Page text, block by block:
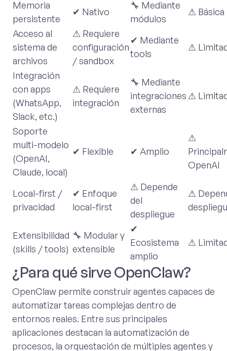
Memoria
persistente
✔ Nativo
🔧 Mediante
módulos
⚠ Básica
Acceso al
sistema de
archivos
⚠ Requiere
configuración
/ sandbox
✔ Mediante
tools
⚠
Integración
con apps
(WhatsApp,
Slack, etc.)
⚠ Requiere
integración
🔧 Mediante
integraciones
externas
⚠
Soporte
multi-modelo
(OpenAI,
Claude, local)
✔ Flexible ✔ Amplio
⚠
OpenAI
Local-first /
privacidad
✔ Enfoque
local-first
⚠ Depende
del
despliegue
⚠
Extensibilidad
(skills / tools)
🔧 Modular y
extensible
✔
Ecosistema
amplio
⚠
¿Para qué sirve OpenClaw?
OpenClaw permite construir agentes capaces de
automatizar tareas complejas dentro de
entornos reales. Entre sus principales
aplicaciones destacan la automatización de
procesos, la orquestación de múltiples agentes y